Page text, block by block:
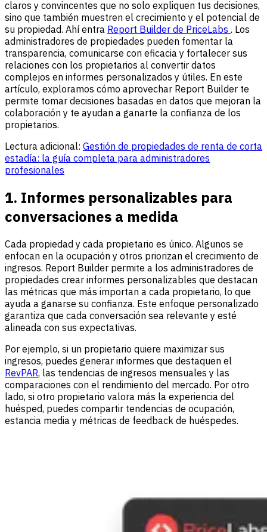
claros y convincentes que no solo expliquen tus decisiones,
sino que también muestren el crecimiento y el potencial de
su propiedad. Ahí entra Report Builder de PriceLabs . Los
administradores de propiedades pueden fomentar la
transparencia, comunicarse con eficacia y fortalecer sus
relaciones con los propietarios al convertir datos
complejos en informes personalizados y útiles. En este
artículo, exploramos cómo aprovechar Report Builder te
permite tomar decisiones basadas en datos que mejoran la
colaboración y te ayudan a ganarte la confianza de los
propietarios.
Lectura adicional: Gestión de propiedades de renta de corta
estadía: la guía completa para administradores
profesionales
1. Informes personalizables para
conversaciones a medida
Cada propiedad y cada propietario es único. Algunos se
enfocan en la ocupación y otros priorizan el crecimiento de
ingresos. Report Builder permite a los administradores de
propiedades crear informes personalizables que destacan
las métricas que más importan a cada propietario, lo que
ayuda a ganarse su confianza. Este enfoque personalizado
garantiza que cada conversación sea relevante y esté
alineada con sus expectativas.
Por ejemplo, si un propietario quiere maximizar sus
ingresos, puedes generar informes que destaquen el
RevPAR, las tendencias de ingresos mensuales y las
comparaciones con el rendimiento del mercado. Por otro
lado, si otro propietario valora más la experiencia del
huésped, puedes compartir tendencias de ocupación,
estancia media y métricas de feedback de huéspedes.